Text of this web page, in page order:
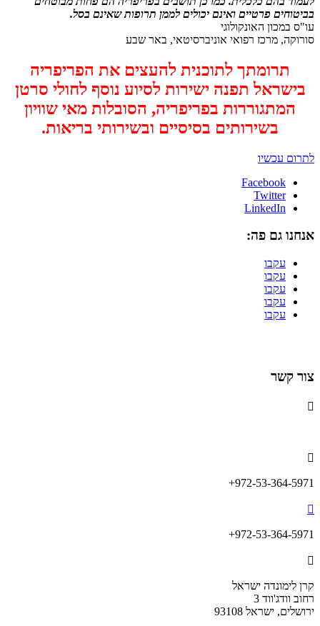
בביטוחים פרטיים ואינם יכולים לממן תרופות שאינם בסל.
עו"ס במכון האונקולוגי
סורוקה, מרכז רפואי אוניברסיטאי, באר שבע
תרומתך לתוכנית להעצים את הפריפריה
בישראל תפנה ישירות לסיוע נוסף לחולי סרטן
המתגוררות בפריפריה, הסובלות מאי שוויון
בשירותים בסיסיים ובשירותי בריאות.
לתרום עכשיו
Facebook
Twitter
LinkedIn
אנחנו גם פה:
עקבו
עקבו
עקבו
עקבו
עקבו
צור קשר


972-53-364-5971+

972-53-364-5971+

קרן לימונדה ישראל
רחוב וודג'ווד 3
ירושלים, ישראל 93108